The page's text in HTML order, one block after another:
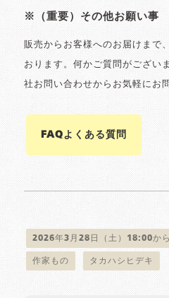
※（重要）その他お願い事
販売からお客様へのお届けまで
おります。何かご質問がござい
社お問い合わせからお気軽にお
FAQよくある質問
2026年3月28日（土）18:00か
作家もの タカハシヒデキ